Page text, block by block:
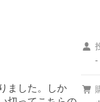
ました。しか
-